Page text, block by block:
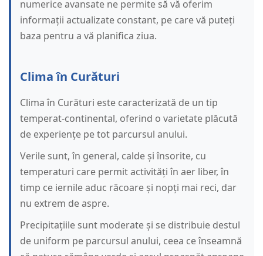
numerice avansate ne permite să vă oferim
informații actualizate constant, pe care vă puteți
baza pentru a vă planifica ziua.
Clima în Curături
Clima în Curături este caracterizată de un tip
temperat-continental, oferind o varietate plăcută
de experiențe pe tot parcursul anului.
Verile sunt, în general, calde și însorite, cu
temperaturi care permit activități în aer liber, în
timp ce iernile aduc răcoare și nopți mai reci, dar
nu extrem de aspre.
Precipitațiile sunt moderate și se distribuie destul
de uniform pe parcursul anului, ceea ce înseamnă